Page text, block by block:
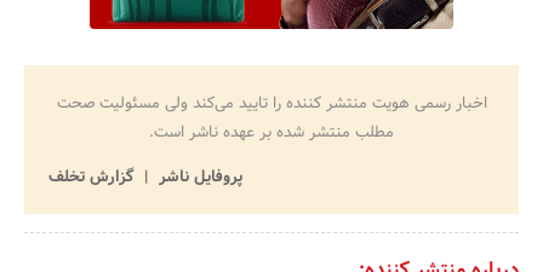
اخبار رسمی هویت منتشر کننده را تایید می‌کند ولی مسئولیت صحت
مطلب منتشر شده بر عهده ناشر است.
پروفایل ناشر
گزارش تخلف